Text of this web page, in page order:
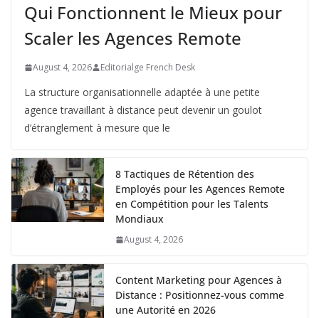
Qui Fonctionnent le Mieux pour
Scaler les Agences Remote
August 4, 2026 Editorialge French Desk
La structure organisationnelle adaptée à une petite
agence travaillant à distance peut devenir un goulot
d’étranglement à mesure que le
8 Tactiques de Rétention des
Employés pour les Agences Remote
en Compétition pour les Talents
Mondiaux
August 4, 2026
Content Marketing pour Agences à
Distance : Positionnez-vous comme
une Autorité en 2026